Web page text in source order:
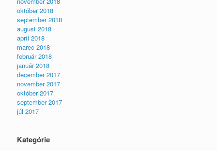
október 2018
september 2018
august 2018
apríl 2018
marec 2018
február 2018
január 2018
december 2017
november 2017
október 2017
september 2017
júl 2017
Kategórie